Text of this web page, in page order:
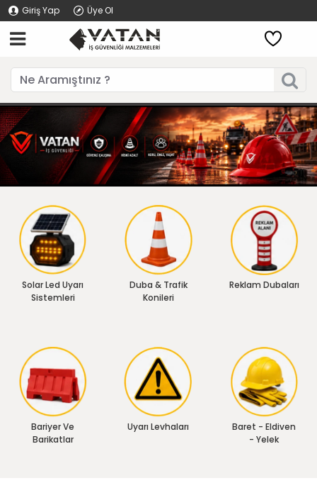
Giriş Yap Üye Ol
Solar Led Uyarı
Sistemleri
Duba & Trafik
Konileri
Reklam Dubaları
Bariyer Ve
Barikatlar
Uyarı Levhaları
Baret - Eldiven
- Yelek